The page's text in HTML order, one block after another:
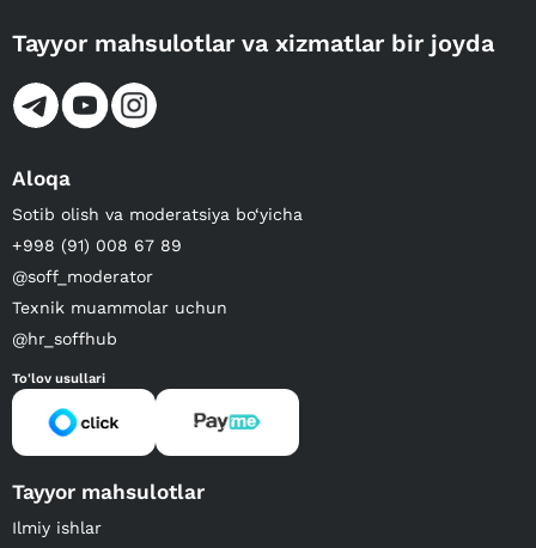
Tayyor mahsulotlar va xizmatlar bir joyda
Aloqa
Sotib olish va moderatsiya bo‘yicha
+998 (91) 008 67 89
@soff_moderator
Texnik muammolar uchun
@hr_soffhub
To'lov usullari
Tayyor mahsulotlar
Ilmiy ishlar